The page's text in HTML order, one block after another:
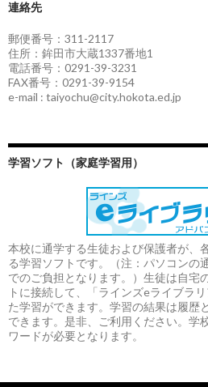
連絡先
郵便番号：311-2117
住所：鉾田市大蔵1337番地1
電話番号：0291-39-3231
FAX番号：0291-39-9154
e-mail : taiyochu@city.hokota.ed.jp
学習ソフト（家庭学習用）
本校に通学する生徒および保護者が、
る学習ソフトです。（注：パソコンの
でのご負担となります。）生徒は自宅
トに接続して、「ラインズeライブラ
た学習ができます。学習の結果は履歴
できます。是非、ご利用ください。学
ワードが必要となります。